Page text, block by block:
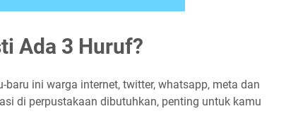
Ada 3 Huruf?
baru ini warga internet, twitter, whatsapp, meta dan
di perpustakaan dibutuhkan, penting untuk kamu